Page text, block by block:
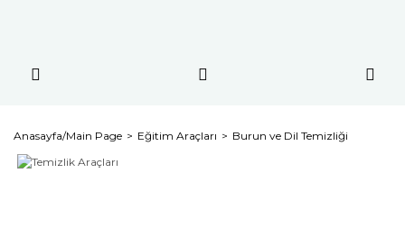
Anasayfa/Main Page Eğitim Araçları Burun ve Dil Temizliği